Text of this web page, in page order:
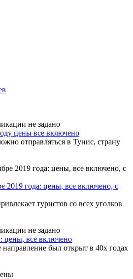
цены все включено
отправляться в Тунис, страну
2019 года: цены, все включено, с
туристов со всех уголков
цены, все включено
направление был открыт в 40х годах